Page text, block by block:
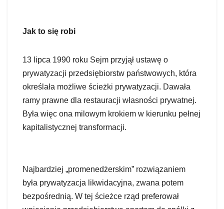
Jak to się robi
13 lipca 1990 roku Sejm przyjął ustawę o
prywatyzacji przedsiębiorstw państwowych, która
określała możliwe ścieżki prywatyzacji. Dawała
ramy prawne dla restauracji własności prywatnej.
Była więc ona milowym krokiem w kierunku pełnej
kapitalistycznej transformacji.
Najbardziej „promenedżerskim” rozwiązaniem
była prywatyzacja likwidacyjna, zwana potem
bezpośrednią. W tej ścieżce rząd preferował